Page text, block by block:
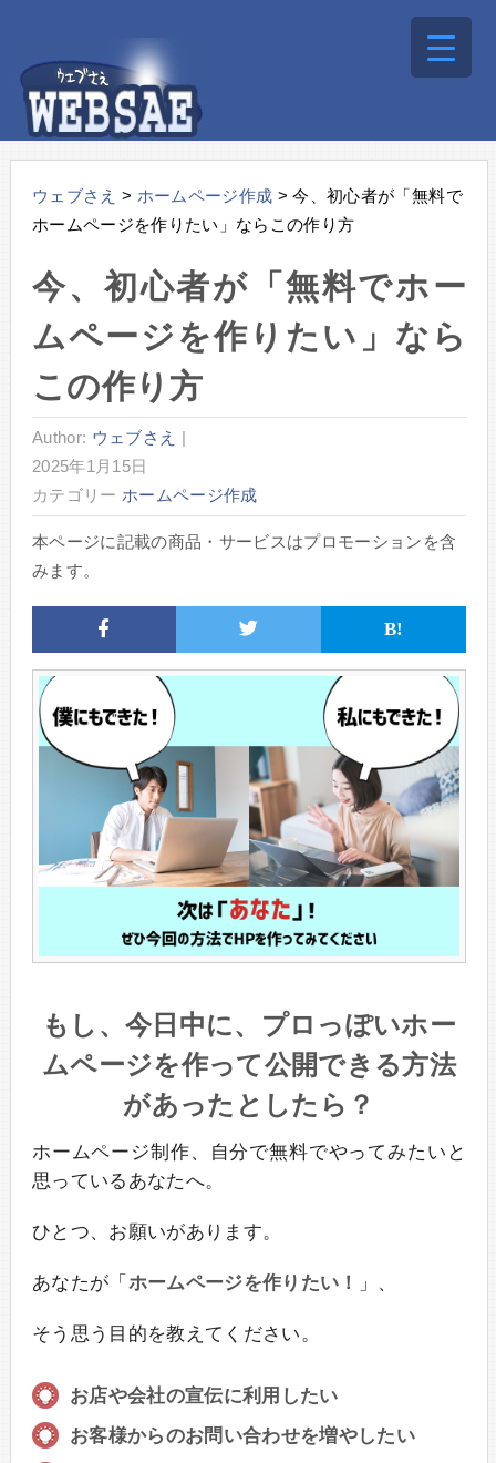
ウェブさえ > ホームページ作成 >今、初心者が「無料で
ホームページを作りたい」ならこの作り方
今、初心者が「無料でホー
ムページを作りたい」なら
この作り方
Author: ウェブさえ
|
2025年1月15日
カテゴリー ホームページ作成
本ページに記載の商品・サービスはプロモーションを含
みます。
B!
もし、今日中に、プロっぽいホー
ムページを作って公開できる方法
があったとしたら？
ホームページ制作、自分で無料でやってみたいと
思っているあなたへ。
ひとつ、お願いがあります。
あなたが「 ホームページを作りたい！ 」、
そう思う目的を教えてください。
お店や会社の宣伝に利用したい
お客様からのお問い合わせを増やしたい